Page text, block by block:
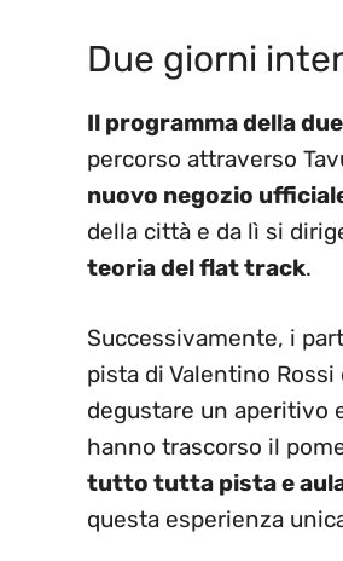
Due giorni
Il programma della
percorso attraverso
nuovo negozio
della città e da lì si
teoria del flat track.
Successivamente, i
pista di Valentino
degustare un aperitivo
hanno trascorso il
tutto tutta pista e
questa esperienza